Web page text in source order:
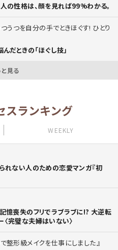
の性格は、顔を見れば99%わかる。
うつを自分の手でときほぐす! ひとり
だときの「ほぐし技」
見る
スランキング
WEEKLY
れない人のための恋愛マンガ『初
記憶喪失のフリでラブラブに!? 大逆転
完璧な夫婦はいない〉
整形級メイクを仕事にしました